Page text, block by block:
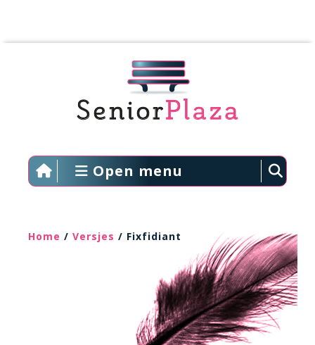
Open menu
Home / Versjes / Fixfidiant